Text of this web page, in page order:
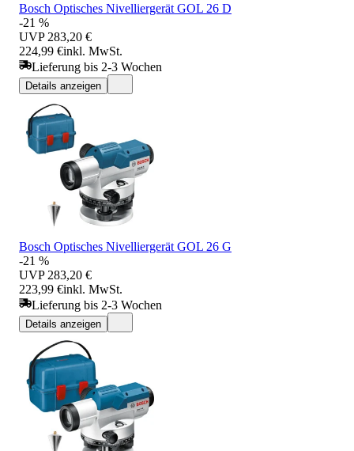
Bosch Optisches Nivelliergerät GOL 26 D
-21 %
UVP 283,20 €
224,99 €inkl. MwSt.
Lieferung bis 2-3 Wochen
Details anzeigen
Bosch Optisches Nivelliergerät GOL 26 G
-21 %
UVP 283,20 €
223,99 €inkl. MwSt.
Lieferung bis 2-3 Wochen
Details anzeigen